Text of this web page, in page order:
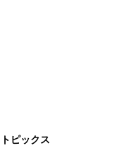
トピックス